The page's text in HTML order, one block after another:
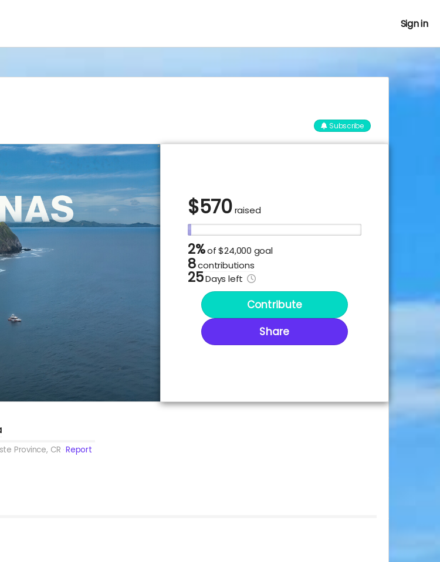
Sign in
Subscribe
$570raised
2%of $24,000 goal
8contributions
25Days left
Contribute
Share
Province, CR Report